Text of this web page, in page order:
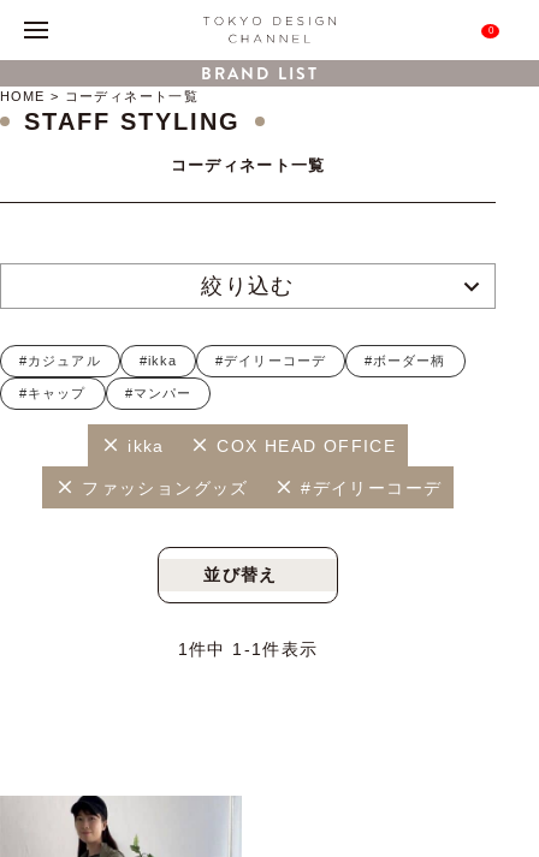
0
BRAND LIST
HOME コーディネート一覧
STAFF STYLING
コーディネート一覧
絞り込む
#カジュアル #ikka #デイリーコーデ #ボーダー柄
#キャップ #マンパー
ikka COX HEAD OFFICE
ファッショングッズ #デイリーコーデ
並び替え
1 件中 1 -1件表示